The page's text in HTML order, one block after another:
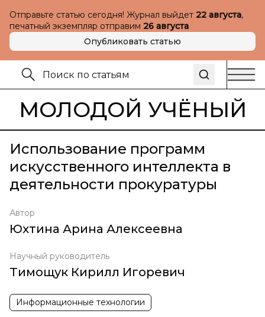
Отправьте статью сегодня! Журнал выйдет 22 августа,
печатный экземпляр отправим 26 августа
Опубликовать статью
МОЛОДОЙ УЧЁНЫЙ
Использование программ
искусственного интеллекта в
деятельности прокуратуры
Автор
Юхтина Арина Алексеевна
Научный руководитель
Тимощук Кирилл Игоревич
Информационные технологии